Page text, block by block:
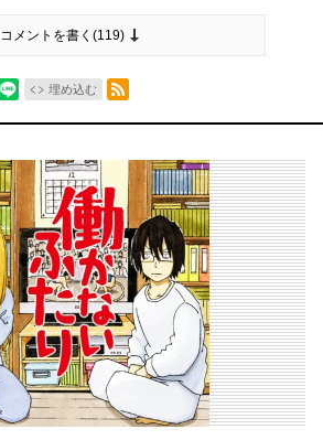
コメントを書く(119)
埋め込む
RSSフィード